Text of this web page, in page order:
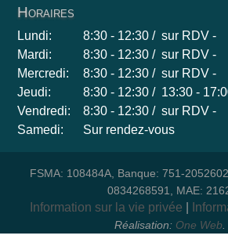
Horaires
Lundi:
8:30 - 12:30 / sur RDV -
Mardi:
8:30 - 12:30 / sur RDV -
Mercredi:
8:30 - 12:30 / sur RDV -
Jeudi:
8:30 - 12:30 / 13:30 -
Vendredi:
8:30 - 12:30 / sur RDV -
Samedi:
Sur rendez-vous
FSMA: 108484A, Banque: 751-
0834268591, MAE:
Information sur la vie privée
Réalisation: One Web.